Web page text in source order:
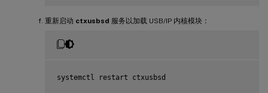
重新启动 ctxusbsd 服务以加载 USB/IP 内核模块：
systemctl restart ctxusbsd